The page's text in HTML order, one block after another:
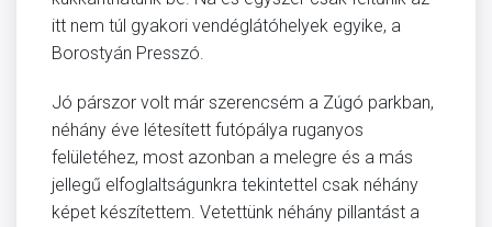
itt nem túl gyakori vendéglátóhelyek egyike, a
Borostyán Presszó.
Jó párszor volt már szerencsém a Zúgó parkban,
néhány éve létesített futópálya ruganyos
felületéhez, most azonban a melegre és a más
jellegű elfoglaltságunkra tekintettel csak néhány
képet készítettem. Vetettünk néhány pillantást a